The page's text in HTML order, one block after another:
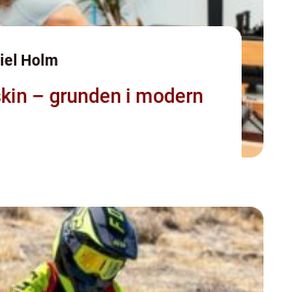
Holm
– grunden i modern